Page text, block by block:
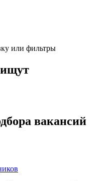
или фильтры
ищут
вакансий